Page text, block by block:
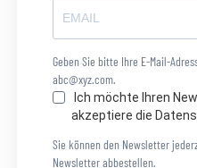
Geben Sie bitte Ihre E-Mail-
abc@xyz.com.
Ich möchte Ihren
akzeptiere die
Sie können den Newsletter
Newsletter abbestellen.